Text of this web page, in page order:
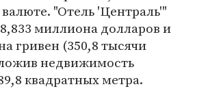
"Отель 'Централь'"
миллиона долларов и
гривен (350,8 тысячи
недвижимость
квадратных метра.